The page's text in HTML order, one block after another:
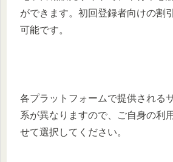
ができます。初回登録者向けの割
可能です。
各プラットフォームで提供される
系が異なりますので、ご自身の利
せて選択してください。